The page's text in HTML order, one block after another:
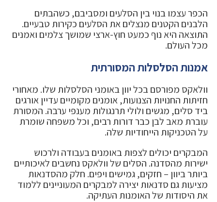
הכפר עצמו בנוי בין הסלעים ומסביבם, כשהבתים
הלבנים הקטנים מנצלים את הסלעים כקירות טבעיים.
התוצאה היא נוף כמעט חוץ-ארצי שמושך צלמים ואמנים
מכל העולם.
אמנות הסלסלות המסורתית
וולאקס מפורסם בכל יוון באומני הסלסלות שלו. מאחורי
חזיתות החנויות הצנועות, אומנים מקומיים עדיין אורגים
ביד סלים, מגשים ולולי תרנגולות מענפי ערבה. המסורת
עוברת מאב לבן כבר דורות רבים, וכל משפחה שומרת
על הטכניקות הייחודיות שלה.
המבקרים יכולים לצפות באומנים בעבודה ולרכוש
ישירות מהסדנה. הסלים של וולאקס נחשבים לאיכותיים
ביותר ביוון – חזקים, גמישים ויפים. חלק מהסדנאות
מציעות גם סדנאות יצירה למבקרים המעוניינים ללמוד
את היסודות של האומנות העתיקה.